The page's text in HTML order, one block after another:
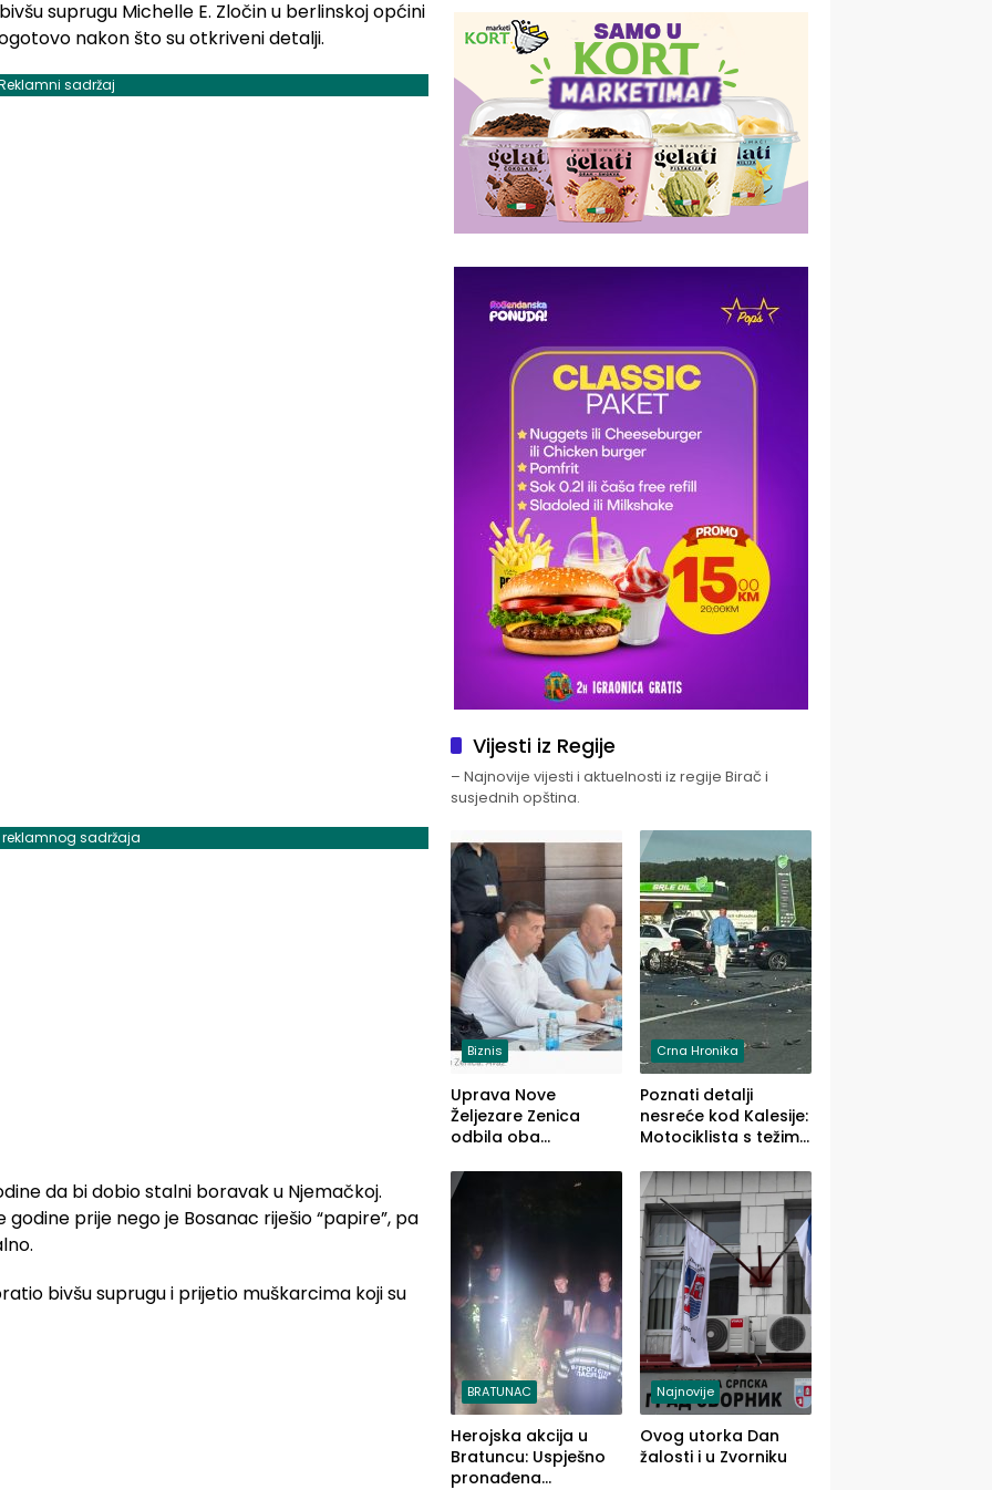
suprugu Michelle E. Zločin u berlinskoj općini
nakon što su otkriveni detalji.
sadržaj
reklamnog sadržaja
da bi dobio stalni boravak u Njemačkoj.
prije nego je Bosanac riješio “papire”, pa
bivšu suprugu i prijetio muškarcima koji su
Vijesti iz Regije
– Najnovije vijesti i aktuelnosti iz regije Birač i
susjednih opština.
Biznis
Uprava Nove
Željezare Zenica
odbila oba
FBiH: Ustrajni da je
stečaj jedino rješenje
Crna Hronika
Poznati detalji
nesreće kod Kalesije:
Motociklista s težim,
lakšim povredama
BRATUNAC
Herojska akcija u
Bratuncu: Uspješno
pronađena
Najnovije
Ovog utorka Dan
žalosti i u Zvorniku